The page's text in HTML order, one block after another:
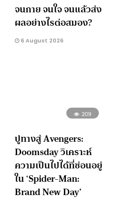
จนกาย จนใจ จนแล้วส่ง
ผลอย่างไรต่อสมอง?
6 August 2026
209
ปูทางสู่ Avengers:
Doomsday วิเคราะห์
ความเป็นไปได้ที่ซ่อนอยู่
ใน ‘Spider-Man:
Brand New Day’